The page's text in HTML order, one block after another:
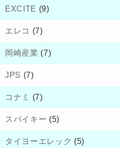
EXCITE (9)
エレコ (7)
岡崎産業 (7)
JPS (7)
コナミ (7)
スパイキー (5)
タイヨーエレック (5)